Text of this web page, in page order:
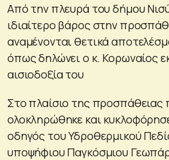
Από την πλευρά του δήμου
ιδιαίτερο βάρος στην
αναμένονται θετικά
όπως δηλώνει ο κ. Κορωναίος
αισιοδοξία του
Στο πλαίσιο της προσπάθειας
ολοκληρώθηκε και
οδηγός του Υδροθερμικού
υποψήφιου Παγκόσμιου